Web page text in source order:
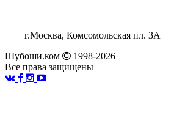
г.Москва, Комсомольская пл. 3А
Шубоши.ком
1998-2026
Все права защищены